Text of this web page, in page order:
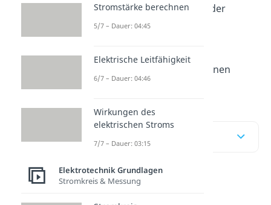
einBandpasshinsichtlich der
Thematik analysiert.
rein, um dir einen
Definition der
Stromstärke berechnen
5/7 – Dauer: 04:45
Elektrische Leitfähigkeit
6/7 – Dauer: 04:46
Wirkungen des
elektrischen Stroms
7/7 – Dauer: 03:15
Elektrotechnik Grundlagen
Stromkreis & Messung